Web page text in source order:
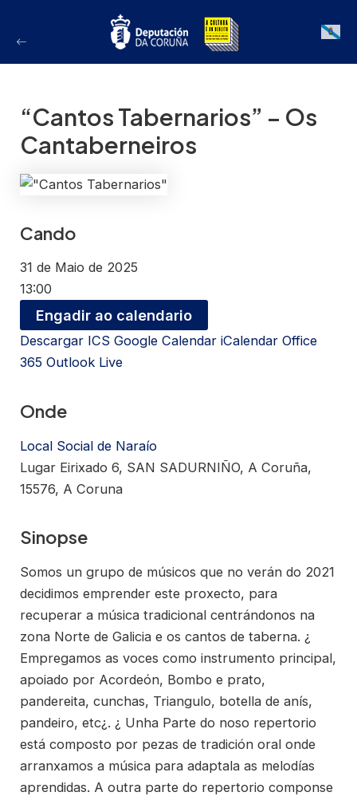
Galician
“Cantos Tabernarios” – Os
Cantaberneiros
Cando
31 de Maio de 2025
13:00
Engadir ao calendario
Descargar ICS Google Calendar iCalendar Office
365 Outlook Live
Onde
Local Social de Naraío
Lugar Eirixado 6, SAN SADURNIÑO, A Coruña,
15576, A Coruna
Sinopse
Somos un grupo de músicos que no verán do 2021
decidimos emprender este proxecto, para
recuperar a música tradicional centrándonos na
zona Norte de Galicia e os cantos de taberna. ¿
Empregamos as voces como instrumento principal,
apoiado por Acordeón, Bombo e prato,
pandereita, cunchas, Triangulo, botella de anís,
pandeiro, etc¿. ¿ Unha Parte do noso repertorio
está composto por pezas de tradición oral onde
arranxamos a música para adaptala as melodías
aprendidas. A outra parte do repertorio componse